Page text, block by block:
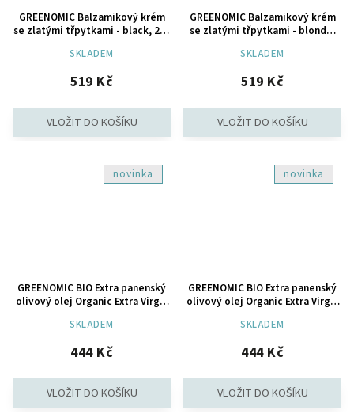
GREENOMIC Balzamikový krém
se zlatými třpytkami - black, 200
SKLADEM
519 Kč
GREENOMIC Balzamikový krém
se zlatými třpytkami - blonde,
SKLADEM
519 Kč
novinka
GREENOMIC BIO Extra panenský
olivový olej Organic Extra Virgin
SKLADEM
444 Kč
novinka
GREENOMIC BIO Extra panenský
olivový olej Organic Extra Virgin
SKLADEM
444 Kč